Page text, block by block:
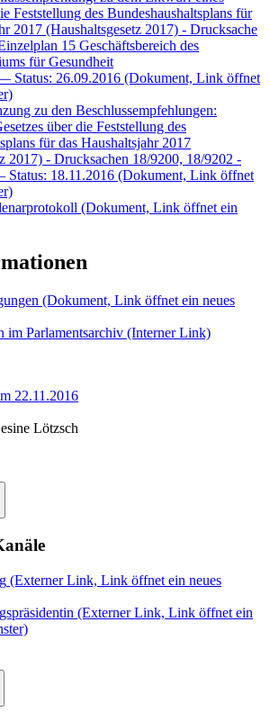
Feststellung des Bundeshaushaltsplans für
2017 (Haushaltsgesetz 2017) - Drucksache
15 Geschäftsbereich des
für Gesundheit
Status: 26.09.2016 (Dokument, Link öffnet
zu den Beschlussempfehlungen:
über die Feststellung des
für das Haushaltsjahr 2017
2017) - Drucksachen 18/9200, 18/9202 -
18.11.2016 (Dokument, Link öffnet
(Dokument, Link öffnet ein
(Dokument, Link öffnet ein neues
im Parlamentsarchiv (Interner Link)
22.11.2016
Lötzsch
(Externer Link, Link öffnet ein neues
(Externer Link, Link öffnet ein